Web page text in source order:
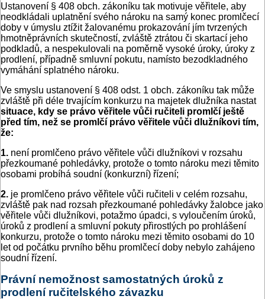
Ustanovení § 408 obch. zákoníku tak motivuje věřitele, aby
neodkládali uplatnění svého nároku na samý konec promlčecí
doby v úmyslu ztížit žalovanému prokazování jím tvrzených
hmotněprávních skutečností, zvláště ztrátou či skartací jeho
podkladů, a nespekulovali na poměrně vysoké úroky, úroky z
prodlení, případně smluvní pokutu, namísto bezodkladného
vymáhání splatného nároku.
Ve smyslu ustanovení § 408 odst. 1 obch. zákoníku tak může
zvláště při déle trvajícím konkurzu na majetek dlužníka nastat
situace, kdy se právo věřitele vůči ručiteli promlčí ještě
před tím, než se promlčí právo věřitele vůči dlužníkovi tím,
že:
1. není promlčeno právo věřitele vůči dlužníkovi v rozsahu
přezkoumané pohledávky, protože o tomto nároku mezi těmito
osobami probíhá soudní (konkurzní) řízení;
2. je promlčeno právo věřitele vůči ručiteli v celém rozsahu,
zvláště pak nad rozsah přezkoumané pohledávky žalobce jako
věřitele vůči dlužníkovi, potažmo úpadci, s vyloučením úroků,
úroků z prodlení a smluvní pokuty přirostlých po prohlášení
konkurzu, protože o tomto nároku mezi těmito osobami do 10
let od počátku prvního běhu promlčecí doby nebylo zahájeno
soudní řízení.
Právní nemožnost samostatných úroků z
prodlení ručitelského závazku